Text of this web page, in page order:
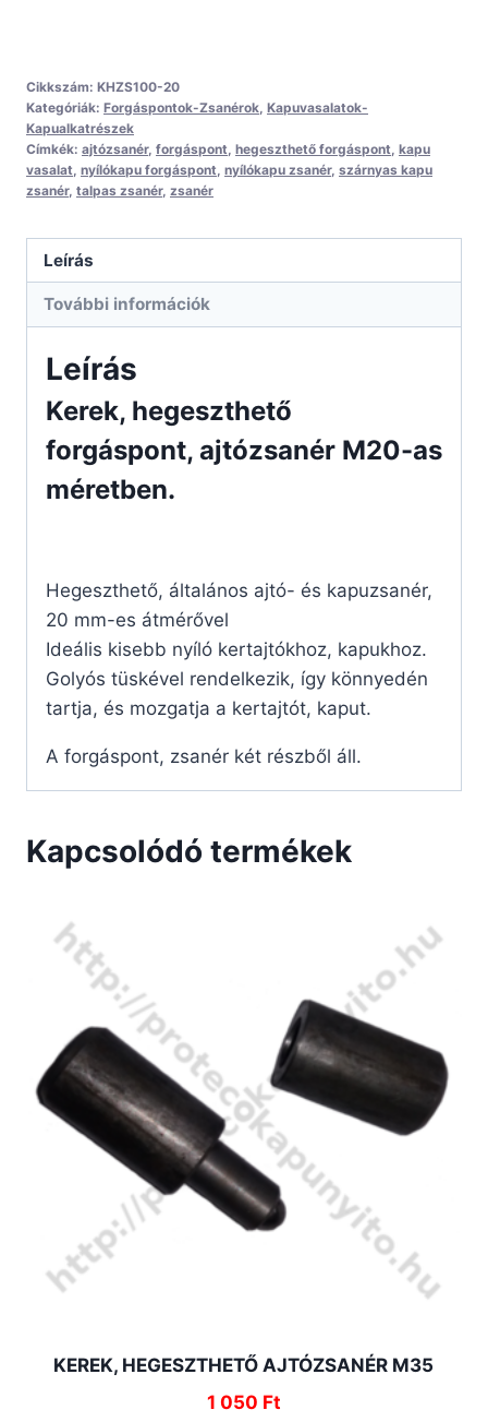
Cikkszám: KHZS100-20
Kategóriák: Forgáspontok-Zsanérok, Kapuvasalatok-
Kapualkatrészek
Címkék: ajtózsanér, forgáspont, hegeszthető forgáspont, kapu
vasalat, nyílókapu forgáspont, nyílókapu zsanér, szárnyas kapu
zsanér, talpas zsanér, zsanér
Leírás
További információk
Leírás
Kerek, hegeszthető
forgáspont, ajtózsanér M20-as
méretben.
Hegeszthető, általános ajtó- és kapuzsanér,
20 mm-es átmérővel
Ideális kisebb nyíló kertajtókhoz, kapukhoz.
Golyós tüskével rendelkezik, így könnyedén
tartja, és mozgatja a kertajtót, kaput.
A forgáspont, zsanér két részből áll.
Kapcsolódó termékek
KEREK, HEGESZTHETŐ AJTÓZSANÉR M35
1 050 Ft